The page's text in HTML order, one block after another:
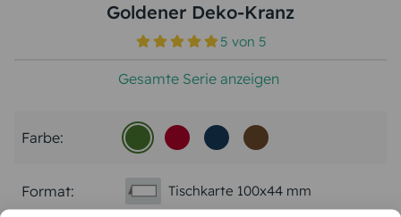
Goldener Deko-Kranz
5 von 5
Gesamte Serie anzeigen
Farbe:
Format: Tischkarte 100x44 mm